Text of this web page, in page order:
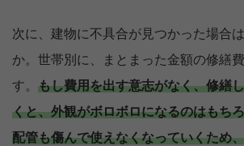
次に、建物に不具合が見つかった場合
か。世帯別に、まとまった金額の修繕
す。 もし費用を出す意志がなく、修繕
くと、外観がボロボロになるのはもち
配管も傷んで使えなくなっていくため